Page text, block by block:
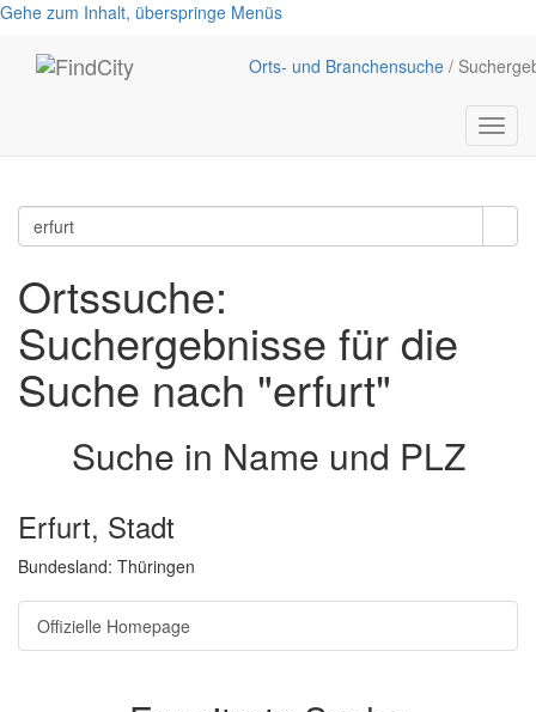
Gehe zum Inhalt, überspringe Menüs
Orts- und Branchensuche /
Menü
Ortssuche:
Suchergebnisse für die
Suche nach "erfurt"
Suche in Name und PLZ
Erfurt, Stadt
Bundesland: Thüringen
Offizielle Homepage